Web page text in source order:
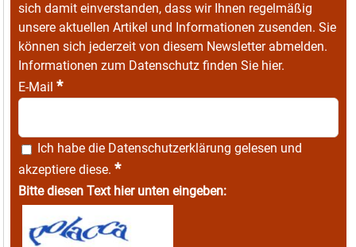
sich damit einverstanden, dass wir Ihnen regelmäßig
unsere aktuellen Artikel und Informationen zusenden. Sie
können sich jederzeit von diesem Newsletter abmelden.
Informationen zum Datenschutz finden Sie hier.
E-Mail *
Ich habe die Datenschutzerklärung gelesen und
akzeptiere diese. *
Bitte diesen Text hier unten eingeben: